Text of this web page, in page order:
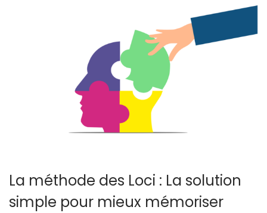
La méthode des Loci : La solution
simple pour mieux mémoriser